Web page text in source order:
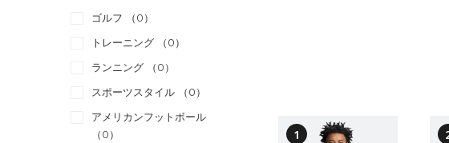
ゴルフ
（0）
トレーニング
（0）
ランニング
（0）
スポーツスタイル
（0）
アメリカンフットボール
（0）
1